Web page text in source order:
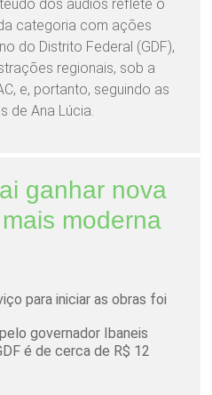
dos áudios reflete o
categoria com ações
do Distrito Federal (GDF),
regionais, sob a
e, portanto, seguindo as
de Ana Lúcia.
ganhar nova
moderna
para iniciar as obras foi
governador Ibaneis
é de cerca de R$ 12